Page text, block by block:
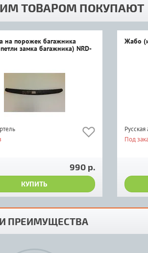
ТОВАРОМ ПОКУПАЮТ
на порожек багажника
замка багажника) NRD-
990 р.
КУПИТЬ
Жабо
Русская
Под
ПРЕИМУЩЕСТВА